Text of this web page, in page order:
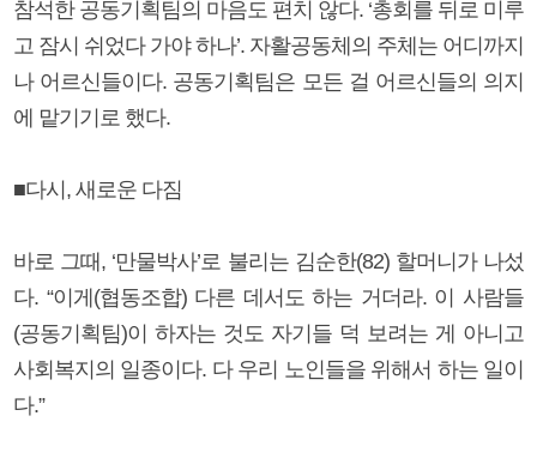
참석한 공동기획팀의 마음도 편치 않다. ‘총회를 뒤로 미루
고 잠시 쉬었다 가야 하나’. 자활공동체의 주체는 어디까지
나 어르신들이다. 공동기획팀은 모든 걸 어르신들의 의지
에 맡기기로 했다.
■다시, 새로운 다짐
바로 그때, ‘만물박사’로 불리는 김순한(82) 할머니가 나섰
다. “이게(협동조합) 다른 데서도 하는 거더라. 이 사람들
(공동기획팀)이 하자는 것도 자기들 덕 보려는 게 아니고
사회복지의 일종이다. 다 우리 노인들을 위해서 하는 일이
다.”